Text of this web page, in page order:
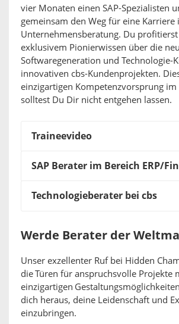
vier Monaten einen SAP-Spezialisten
gemeinsam den Weg für eine Karriere
Unternehmensberatung. Du
exklusivem Pionierwissen über die
Softwaregeneration und Technologie-
innovativen cbs-Kundenprojekten.
einzigartigen Kompetenzvorsprung im
solltest Du Dir nicht entgehen lassen.
Traineevideo
SAP Berater im Bereich ERP/
Technologieberater bei cbs
Werde Berater der
Unser exzellenter Ruf bei Hidden
die Türen für anspruchsvolle Projekte
einzigartigen
dich heraus, deine Leidenschaft und
einzubringen.